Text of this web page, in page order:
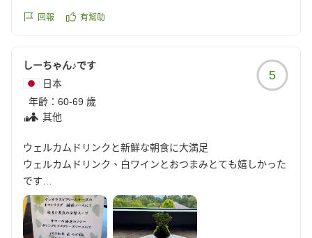
回報 有幫助
しーちゃん♪です
日本
年齡： 60-69 歲
其他
5
ウェルカムドリンクと新鮮な朝食に大満足
ウェルカムドリンク、白ワインとおつまみとても嬉しかった
です
お部屋も広くて清潔です
残念だったのは夜のアルコールのワインの種類が少ないこと
かな?